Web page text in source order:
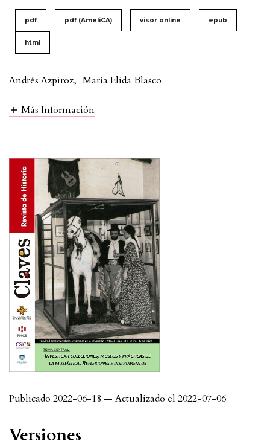
pdf pdf (AmeliCA) visor online epub
html
Andrés Azpiroz, María Elida Blasco
Más Información
Publicado 2022-06-18 — Actualizado el 2022-07-06
Versiones